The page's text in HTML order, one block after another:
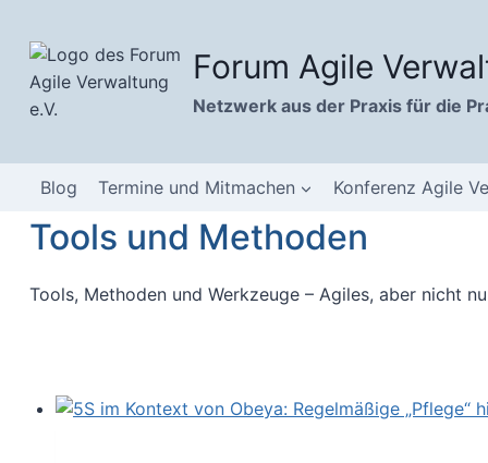
Inhalt
springen
Forum Agile
Netzwerk aus der Praxis für die
Blog Termine und Mitmachen Konferenz Agile
Tools und Methoden
Tools, Methoden und Werkzeuge – Agiles, aber nicht